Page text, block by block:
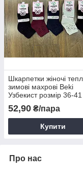
Шкарпетки жіночі
зимові махрові Beki
Узбекист розмір 36-41
52,90 ₴/пара
Купити
Про нас